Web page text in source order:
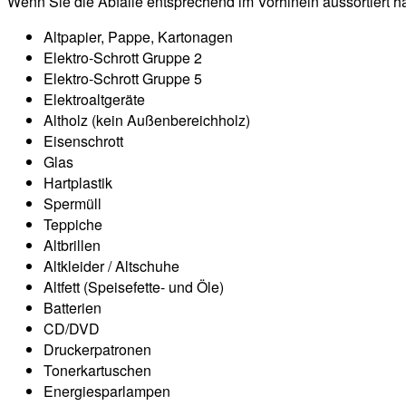
Altpapier, Pappe, Kartonagen
Elektro-Schrott Gruppe 2
Elektro-Schrott Gruppe 5
Elektroaltgeräte
Altholz (kein Außenbereichholz)
Eisenschrott
Glas
Hartplastik
Spermüll
Teppiche
Altbrillen
Altkleider / Altschuhe
Altfett (Speisefette- und Öle)
Batterien
CD/DVD
Druckerpatronen
Tonerkartuschen
Energiesparlampen